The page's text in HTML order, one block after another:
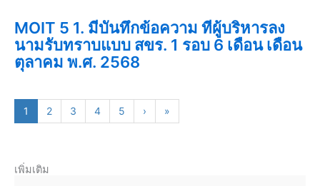
MOIT 5 1. มีบันทึกข้อความ ที่ผู้บริหารลง
นามรับทราบแบบ สขร. 1 รอบ 6 เดือน เดือน
ตุลาคม พ.ศ. 2568
1 2 3 4 5 › »
เพิ่มเติม